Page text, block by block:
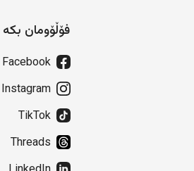
فۆڵۆومان بکە
Facebook
Instagram
TikTok
Threads